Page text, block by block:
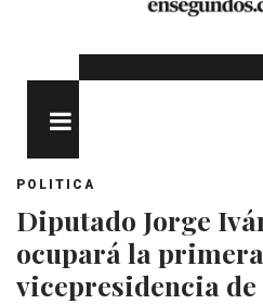
POLITICA
Diputado Jorge
ocupará la primera
vicepresidencia de